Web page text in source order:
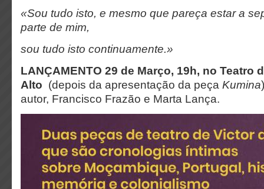
«Sou tudo isto, e mesmo que pareça estar a
parte de mim,
sou tudo isto continuamente.»
LANÇAMENTO 29 de Março, 19h, no Teatro
Alto (depois da apresentação da peça Kumina
autor, Francisco Frazão e Marta Lança.